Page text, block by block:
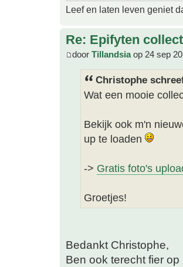
Leef en laten leven geniet
Re: Epifyten
door Tillandsiaop 24 sep
Christophe
Wat een mooie
Bekijk ook m'n
up te loaden
-> Gratis foto's
Groetjes!
Bedankt Christophe,
Ben ook terecht fier